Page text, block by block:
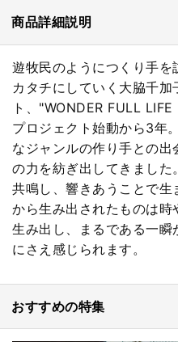
商品詳細説明
遊牧民のようにつくり手
カタチにしていく大脇千加
ト、"WONDER FULL LIFE
プロジェクト始動から3年
なジャンルの作り手との
の力を紡ぎ出してきまし
共鳴し、響きあうことで生
から生み出されたものは
生み出し、まるである一瞬
にさえ感じられます。
おすすめの特集